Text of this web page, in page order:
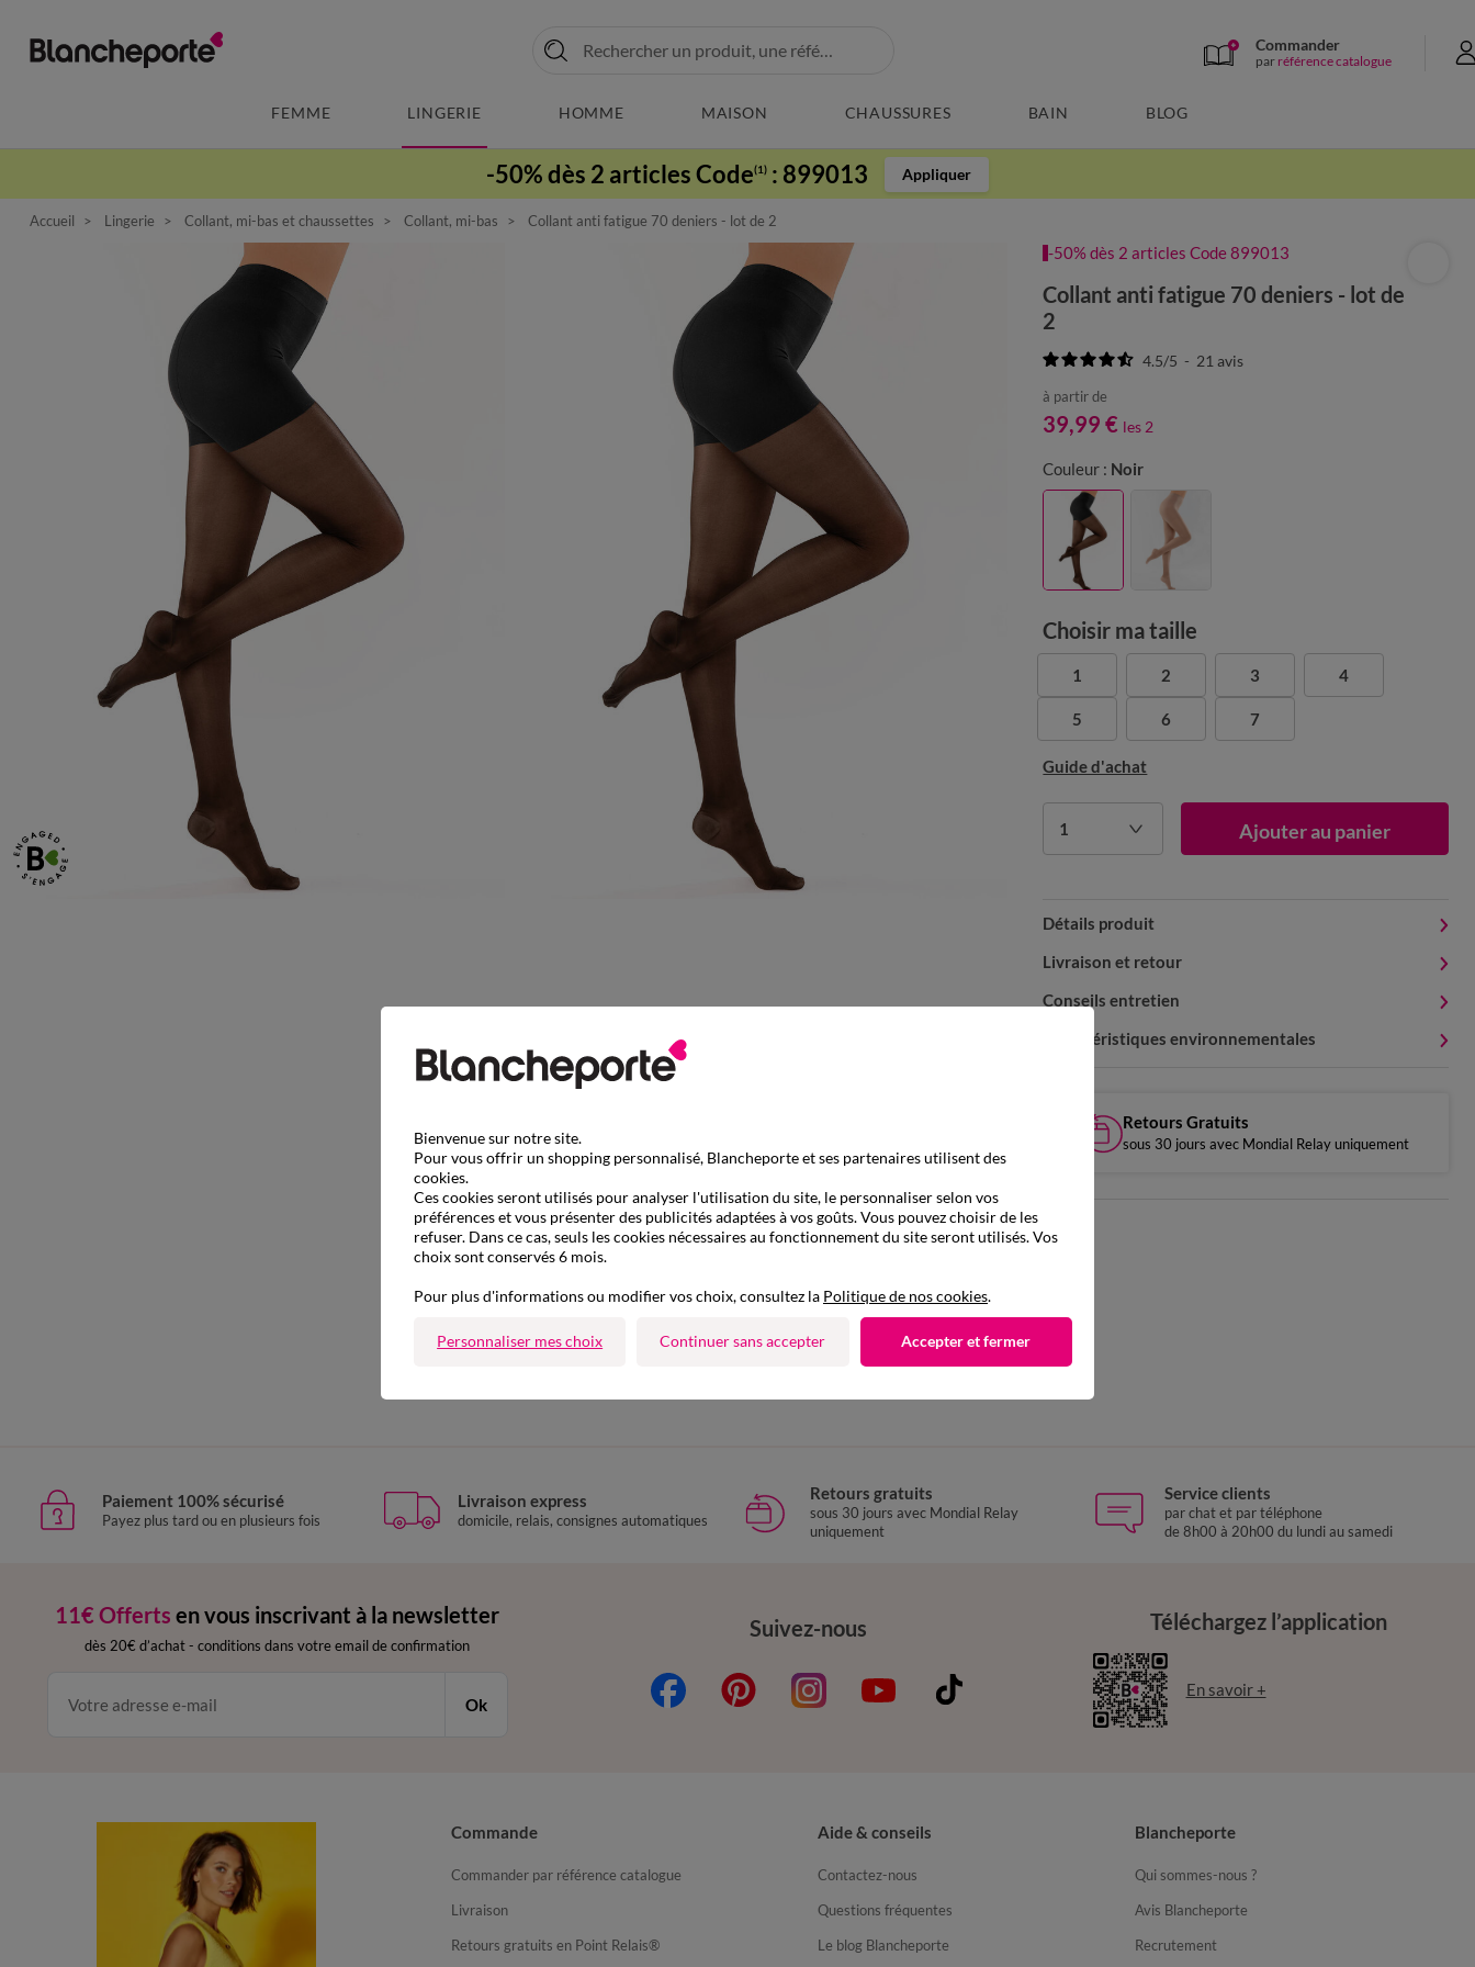
Commander
par référence catalogue
FEMME LINGERIE HOMME MAISON CHAUSSURES BAIN BLOG
-50% dès 2 articles Code(1) : 899013 Appliquer
Accueil Lingerie Collant, mi-bas et chaussettes Collant, mi-bas Collant anti fatigue 70 deniers - lot de 2
-50% dès 2 articles Code 899013
Collant anti fatigue 70 deniers - lot de
2
4.5/5 - 21avis
à partir de
39,99 € les 2
Couleur : Noir
Choisir ma taille
1 2 3 4
5 6 7
Guide d'achat
1 Ajouter au panier
Détails produit
Livraison et retour
Conseils entretien
Caractéristiques environnementales
Retours Gratuits
sous 30 jours avec Mondial Relay uniquement
D'autres idées de Collant, mi-bas
Paiement 100% sécurisé
Payez plus tard ou en plusieurs fois
Livraison express
domicile, relais, consignes automatiques
Retours gratuits
sous 30 jours avec Mondial Relay
uniquement
Service clients
par chat et par téléphone
de 8h00 à 20h00 du lundi au samedi
11€ Offerts en vous inscrivant à la newsletter
dès 20€ d’achat - conditions dans votre email de confirmation
Ok
Suivez-nous Téléchargez l’application
En savoir +
Commande
Commander par référence catalogue
Livraison
Retours gratuits en Point Relais®
Aide & conseils
Contactez-nous
Questions fréquentes
Le blog Blancheporte
Blancheporte
Qui sommes-nous ?
Avis Blancheporte
Recrutement
Bienvenue sur notre site.
Pour vous offrir un shopping personnalisé, Blancheporte et ses partenaires utilisent des
cookies.
Ces cookies seront utilisés pour analyser l'utilisation du site, le personnaliser selon vos
préférences et vous présenter des publicités adaptées à vos goûts. Vous pouvez choisir de les
refuser. Dans ce cas, seuls les cookies nécessaires au fonctionnement du site seront utilisés. Vos
choix sont conservés 6 mois.
Pour plus d'informations ou modifier vos choix, consultez la Politique de nos cookies.
Personnaliser mes choix Continuer sans accepter Accepter et fermer